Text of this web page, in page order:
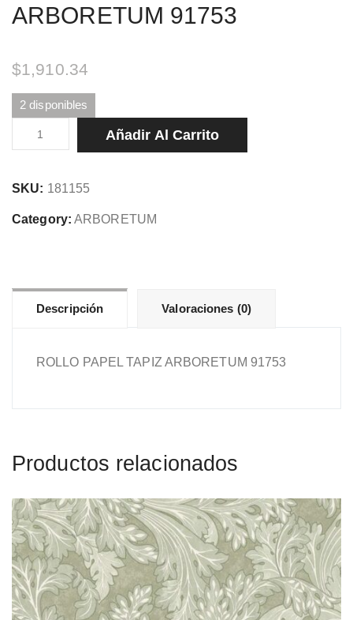
ARBORETUM 91753
$1,910.34
2 disponibles
ROLLO
PAPEL
ARBORETUM
91753
Añadir Al Carrito
SKU: 181155
Category: ARBORETUM
Descripción Valoraciones (0)
ROLLO PAPEL TAPIZ ARBORETUM 91753
Productos relacionados